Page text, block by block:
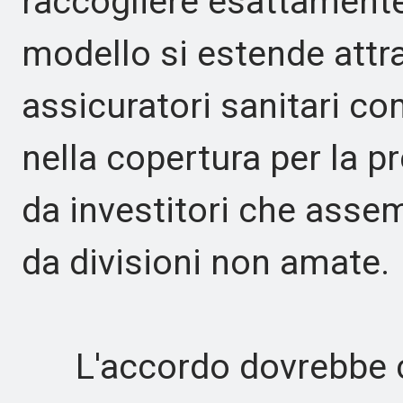
modello si estende
assicuratori sanitari
nella copertura per la
da investitori che
da divisioni non amate.
L'accordo dovrebbe